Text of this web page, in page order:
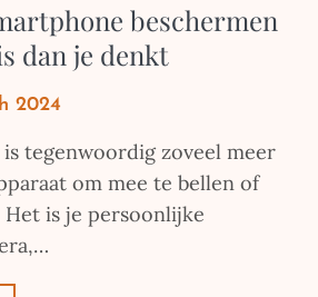
beschermen
dan je denkt
2024
tegenwoordig zoveel meer
om mee te bellen of
is je persoonlijke